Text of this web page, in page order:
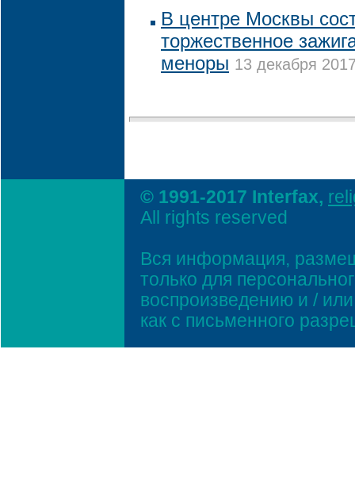
В центре Москвы
торжественное
меноры 13 декабря
© 1991-2017 Interfax,
All rights reserved
Вся информация,
только для
воспроизведению и /
как с письменного